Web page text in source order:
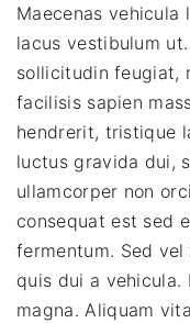
Maecenas vehicula
lacus vestibulum
sollicitudin feugiat,
facilisis sapien
hendrerit, tristique
luctus gravida dui,
ullamcorper non
consequat est sed
fermentum. Sed
quis dui a vehicula.
magna. Aliquam